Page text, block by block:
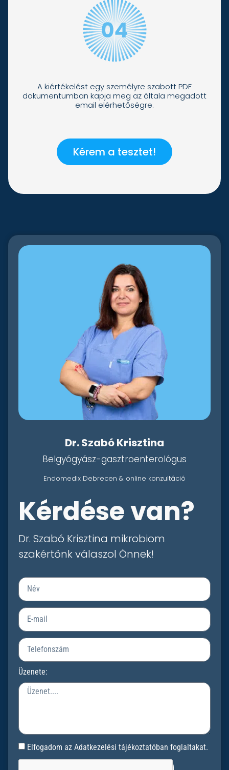
A kiértékelést egy személyre szabott PDF
dokumentumban kapja meg az általa megadott
email elérhetőségre.
Kérem a tesztet!
Dr. Szabó Krisztina
Belgyógyász-gasztroenterológus
Endomedix Debrecen & online konzultáció
Kérdése van?
Dr. Szabó Krisztina mikrobiom
szakértőnk válaszol Önnek!
Üzenete:
Elfogadom az Adatkezelési tájékoztatóban foglaltakat.